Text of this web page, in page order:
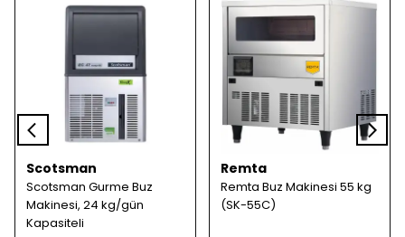
Scotsman
Scotsman Gurme Buz
Makinesi, 24 kg/gün
Kapasiteli
Remta
Remta Buz Makinesi 55 kg
(SK-55C)